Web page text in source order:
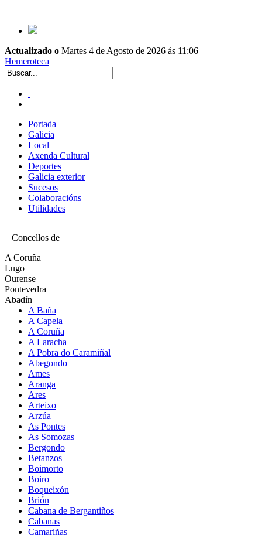
Actualizado o Martes 4 de Agosto de 2026 ás 11:06
Hemeroteca
Portada
Galicia
Local
Axenda Cultural
Deportes
Galicia exterior
Sucesos
Colaboracións
Utilidades
Concellos de
A Coruña
Lugo
Ourense
Pontevedra
Abadín
A Baña
A Capela
A Coruña
A Laracha
A Pobra do Caramiñal
Abegondo
Ames
Aranga
Ares
Arteixo
Arzúa
As Pontes
As Somozas
Bergondo
Betanzos
Boimorto
Boiro
Boqueixón
Brión
Cabana de Bergantiños
Cabanas
Camariñas